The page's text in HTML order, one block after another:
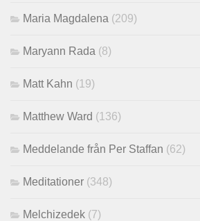
Maria Magdalena (209)
Maryann Rada (8)
Matt Kahn (19)
Matthew Ward (136)
Meddelande från Per Staffan (62)
Meditationer (348)
Melchizedek (7)